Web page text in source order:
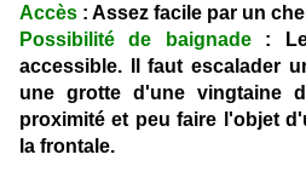
Accès : Assez facile par un
Possibilité de baignade
:
accessible. Il faut escalader
une grotte d'une vingtaine
proximité et peu faire l'objet
la frontale.